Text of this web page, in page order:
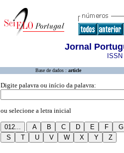
Jornal
Base de dados : article
Digite palavra ou início da palavra:
ou selecione a letra inicial